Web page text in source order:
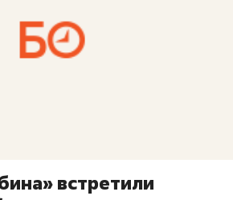
встретили